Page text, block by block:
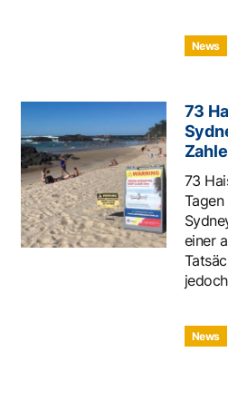
News
73
73
einer
News